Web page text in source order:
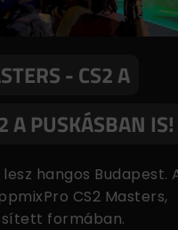
- CS2 A
A PUSKÁSBAN IS!
hangos Budapest.
CS2 Masters,
formában.